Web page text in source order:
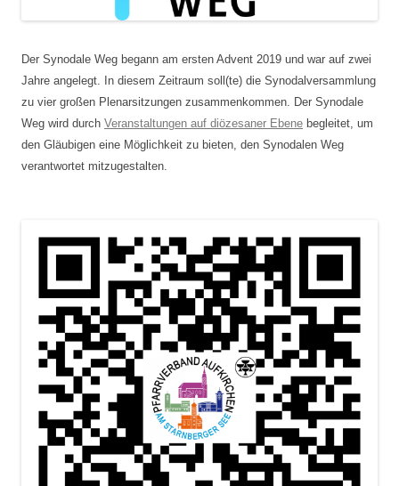
Der Synodale Weg begann am ersten Advent 2019 und war auf zwei
Jahre angelegt. In diesem Zeitraum soll(te) die Synodalversammlung
zu vier großen Plenarsitzungen zusammenkommen. Der Synodale
Weg wird durch Veranstaltungen auf diözesaner Ebene begleitet, um
den Gläubigen eine Möglichkeit zu bieten, den Synodalen Weg
verantwortet mitzugestalten.